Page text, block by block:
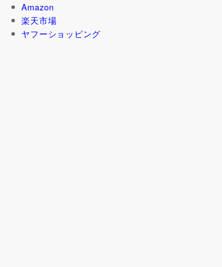
Amazon
楽天市場
ヤフーショッピング